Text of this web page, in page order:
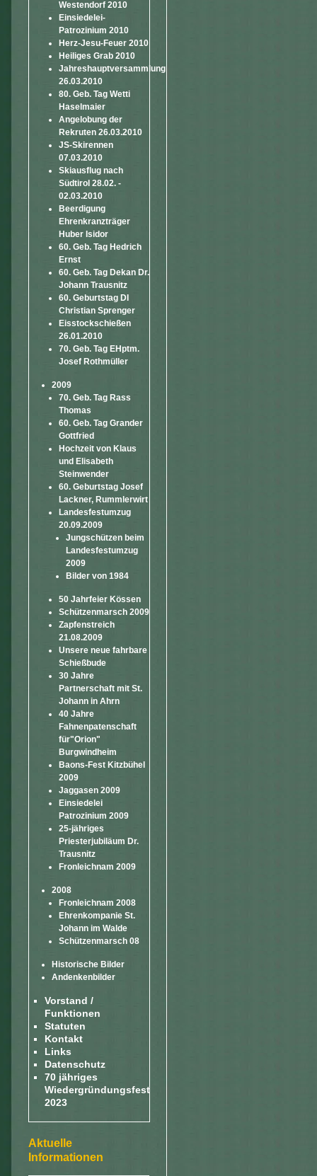
Westendorf 2010
Einsiedelei-
Patrozinium 2010
Herz-Jesu-Feuer 2010
Heiliges Grab 2010
Jahreshauptversammlung
26.03.2010
80. Geb. Tag Wetti
Haselmaier
Angelobung der
Rekruten 26.03.2010
JS-Skirennen
07.03.2010
Skiausflug nach
Südtirol 28.02. -
02.03.2010
Beerdigung
Ehrenkranzträger
Huber Isidor
60. Geb. Tag Hedrich
Ernst
60. Geb. Tag Dekan Dr.
Johann Trausnitz
60. Geburtstag DI
Christian Sprenger
Eisstockschießen
26.01.2010
70. Geb. Tag EHptm.
Josef Rothmüller
2009
70. Geb. Tag Rass
Thomas
60. Geb. Tag Grander
Gottfried
Hochzeit von Klaus
und Elisabeth
Steinwender
60. Geburtstag Josef
Lackner, Rummlerwirt
Landesfestumzug
20.09.2009
Jungschützen beim
Landesfestumzug
2009
Bilder von 1984
50 Jahrfeier Kössen
Schützenmarsch 2009
Zapfenstreich
21.08.2009
Unsere neue fahrbare
Schießbude
30 Jahre
Partnerschaft mit St.
Johann in Ahrn
40 Jahre
Fahnenpatenschaft
für"Orion"
Burgwindheim
Baons-Fest Kitzbühel
2009
Jaggasen 2009
Einsiedelei
Patrozinium 2009
25-jähriges
Priesterjubiläum Dr.
Trausnitz
Fronleichnam 2009
2008
Fronleichnam 2008
Ehrenkompanie St.
Johann im Walde
Schützenmarsch 08
Historische Bilder
Andenkenbilder
Vorstand /
Funktionen
Statuten
Kontakt
Links
Datenschutz
70 jähriges
Wiedergründungsfest
2023
Aktuelle
Informationen